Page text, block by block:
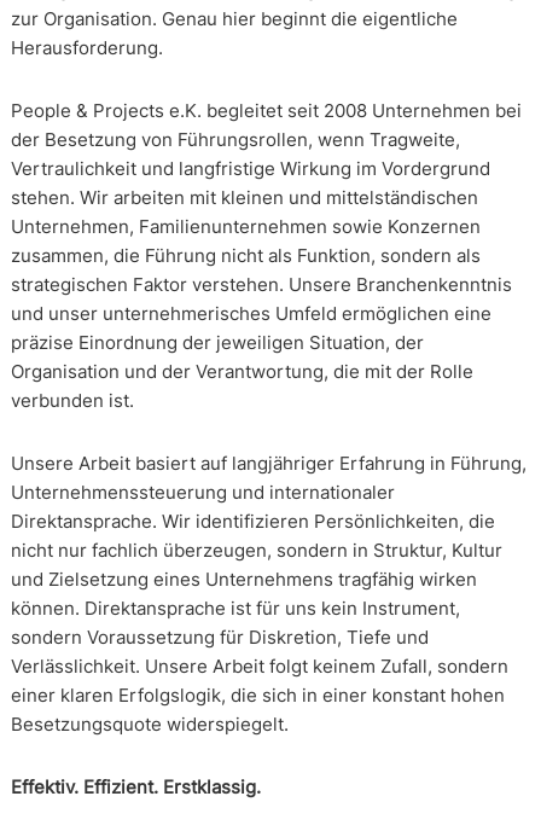
zur Organisation. Genau hier beginnt die eigentliche
Herausforderung.
People & Projects e.K. begleitet seit 2008 Unternehmen bei
der Besetzung von Führungsrollen, wenn Tragweite,
Vertraulichkeit und langfristige Wirkung im Vordergrund
stehen. Wir arbeiten mit kleinen und mittelständischen
Unternehmen, Familienunternehmen sowie Konzernen
zusammen, die Führung nicht als Funktion, sondern als
strategischen Faktor verstehen. Unsere Branchenkenntnis
und unser unternehmerisches Umfeld ermöglichen eine
präzise Einordnung der jeweiligen Situation, der
Organisation und der Verantwortung, die mit der Rolle
verbunden ist.
Unsere Arbeit basiert auf langjähriger Erfahrung in Führung,
Unternehmenssteuerung und internationaler
Direktansprache. Wir identifizieren Persönlichkeiten, die
nicht nur fachlich überzeugen, sondern in Struktur, Kultur
und Zielsetzung eines Unternehmens tragfähig wirken
können. Direktansprache ist für uns kein Instrument,
sondern Voraussetzung für Diskretion, Tiefe und
Verlässlichkeit. Unsere Arbeit folgt keinem Zufall, sondern
einer klaren Erfolgslogik, die sich in einer konstant hohen
Besetzungsquote widerspiegelt.
Effektiv. Effizient. Erstklassig.